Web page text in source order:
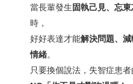
當長輩發生固執己見、忘
時，
好好表達才能解決問題、
情緒。
只要換個說法，失智症患者